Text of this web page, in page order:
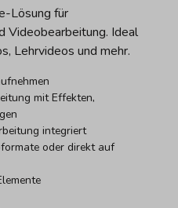
Lösung für
Videobearbeitung. Ideal
Lehrvideos und mehr.
mit Effekten,
integriert
oder direkt auf